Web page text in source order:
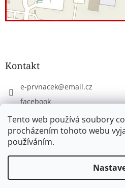
Tento web používá soubory
procházením tohoto webu
používáním.
Kontakt
e-prvnacek@email.cz
facebook
eprvnacek